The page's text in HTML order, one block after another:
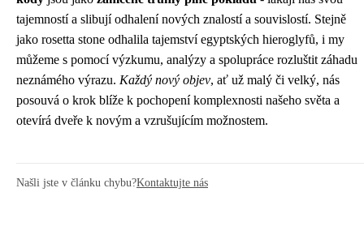
tajemností a slibují odhalení nových znalostí a souvislostí. Stejně
jako rosetta stone odhalila tajemství egyptských hieroglyfů, i my
můžeme s pomocí výzkumu, analýzy a spolupráce rozluštit záhadu
neznámého výrazu. Každý nový objev, ať už malý či velký, nás
posouvá o krok blíže k pochopení komplexnosti našeho světa a
otevírá dveře k novým a vzrušujícím možnostem.
Našli jste v článku chybu?Kontaktujte nás